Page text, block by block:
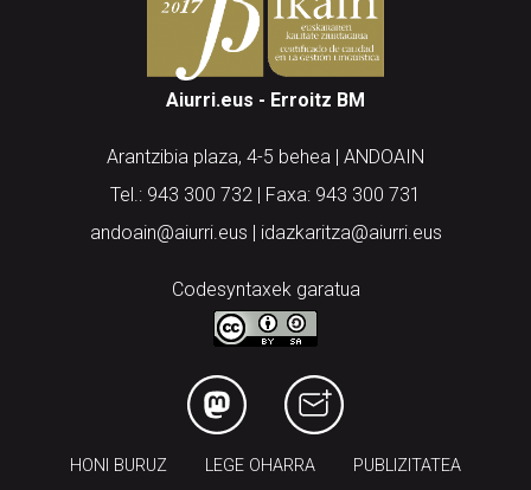
Aiurri.eus - Erroitz BM
Arantzibia plaza, 4-5 behea | ANDOAIN
Tel.: 943 300 732 | Faxa: 943 300 731
andoain@aiurri.eus | idazkaritza@aiurri.eus
Codesyntaxek garatua
HONI BURUZ LEGE OHARRA PUBLIZITATEA